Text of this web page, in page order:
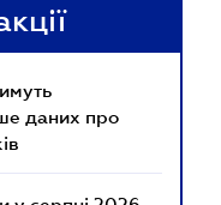
даних про